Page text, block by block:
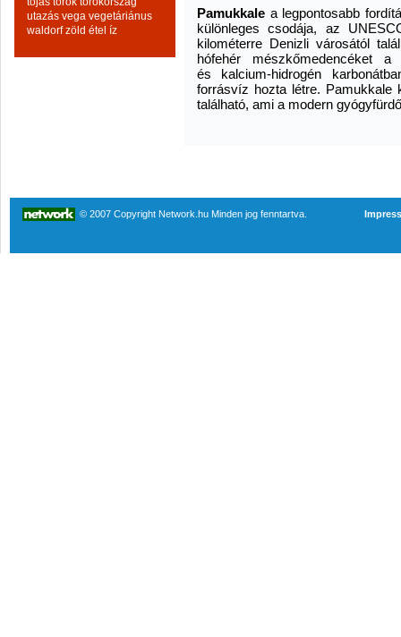
utazás vega vegetáriánus
waldorf zöld étel íz
Pamukkale a legpontosabb
különleges csodája, az
kilométerre Denizli városától
hófehér mészkőmedencéket
és kalcium-hidrogén
forrásvíz hozta létre. Pamukkale
található, ami a modern
© 2007 Copyright Network.hu Minden jog fenntartva.